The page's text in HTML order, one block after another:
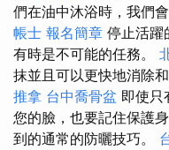
們在油中沐浴時，我們
帳士 報名簡章 停止活躍
有時是不可能的任務。
抹並且可以更快地消除
推拿 台中喬骨盆 即使只
您的臉，也要記住保護
到的通常的防曬技巧。